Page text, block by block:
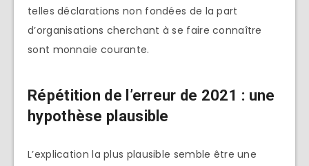
telles déclarations non fondées de la part
d’organisations cherchant à se faire connaître
sont monnaie courante.
Répétition de l’erreur de 2021 : une
hypothèse plausible
L’explication la plus plausible semble être une